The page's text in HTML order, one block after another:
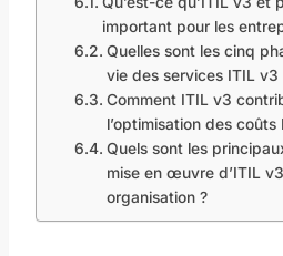
important pour les
Quelles sont les cinq
vie des services ITIL v3
Comment ITIL v3
l’optimisation des coûts
Quels sont les
mise en œuvre d’ITIL
organisation ?